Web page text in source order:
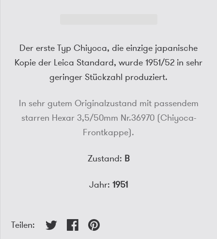
Der erste Typ Chiyoca, die einzige japanische
Kopie der Leica Standard, wurde 1951/52 in sehr
geringer Stückzahl produziert.
In sehr gutem Originalzustand mit passendem
starren Hexar 3,5/50mm Nr.36970 (Chiyoca-
Frontkappe).
Zustand: B
Jahr:1951
Teilen: